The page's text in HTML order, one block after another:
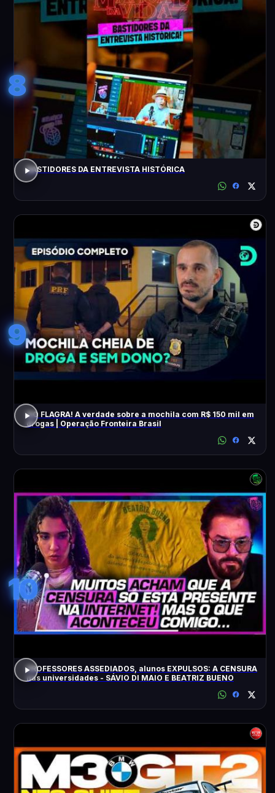
8
BASTIDORES DA ENTREVISTA HISTÓRICA
9
NO FLAGRA! A verdade sobre a mochila com R$ 150 mil em
drogas | Operação Fronteira Brasil
10
PROFESSORES ASSEDIADOS, alunos EXPULSOS: A CENSURA
nas universidades - SÁVIO DI MAIO E BEATRIZ BUENO